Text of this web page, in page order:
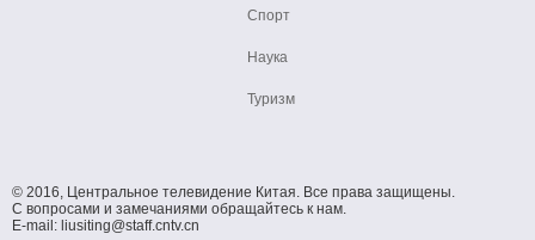
Спорт
Наука
Туризм
© 2016, Центральное телевидение Китая. Все права защищены.
С вопросами и замечаниями обращайтесь к нам.
E-mail: liusiting@staff.cntv.cn